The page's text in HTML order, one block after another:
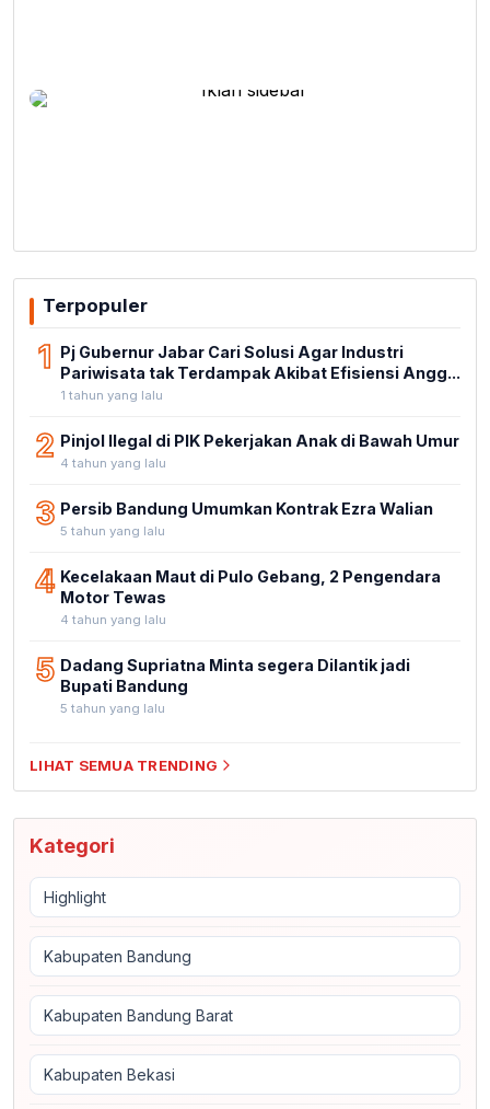
Terpopuler
1 Pj Gubernur Jabar Cari Solusi Agar Industri
Pariwisata tak Terdampak Akibat Efisiensi Angg...
1 tahun yang lalu
2 Pinjol Ilegal di PIK Pekerjakan Anak di Bawah Umur
4 tahun yang lalu
3 Persib Bandung Umumkan Kontrak Ezra Walian
5 tahun yang lalu
4 Kecelakaan Maut di Pulo Gebang, 2 Pengendara
Motor Tewas
4 tahun yang lalu
5 Dadang Supriatna Minta segera Dilantik jadi
Bupati Bandung
5 tahun yang lalu
LIHAT SEMUA TRENDING
Kategori
Highlight
Kabupaten Bandung
Kabupaten Bandung Barat
Kabupaten Bekasi